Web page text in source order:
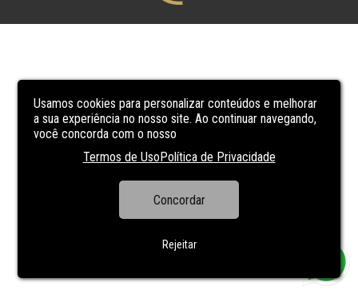
Usamos cookies para personalizar conteúdos e melhorar
a sua experiência no nosso site. Ao continuar navegando,
você concorda com o nosso
Termos de UsoPolítica de Privacidade
Concordar
Rejeitar